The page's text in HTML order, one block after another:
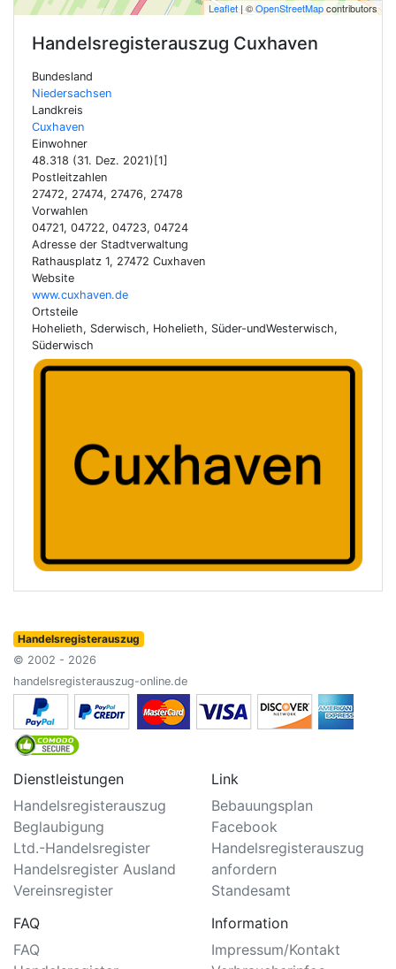
Leaflet | ©OpenStreetMapcontributors
Handelsregisterauszug Cuxhaven
Bundesland
Niedersachsen
Landkreis
Cuxhaven
Einwohner
48.318 (31. Dez. 2021)[1]
Postleitzahlen
27472, 27474, 27476, 27478
Vorwahlen
04721, 04722, 04723, 04724
Adresse der Stadtverwaltung
Rathausplatz 1, 27472 Cuxhaven
Website
www.cuxhaven.de
Ortsteile
Hohelieth, Sderwisch, Hohelieth, Süder-undWesterwisch,
Süderwisch
Handelsregisterauszug
© 2002 - 2026
handelsregisterauszug-online.de
Dienstleistungen
Handelsregisterauszug
Beglaubigung
Ltd.-Handelsregister
Handelsregister Ausland
Vereinsregister
Link
Bebauungsplan
Facebook
Handelsregisterauszug
anfordern
Standesamt
FAQ
FAQ
Information
Impressum/Kontakt